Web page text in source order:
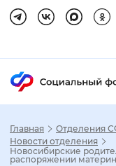
Главная Отделения
Новости отделения
Новосибирские
распоряжении